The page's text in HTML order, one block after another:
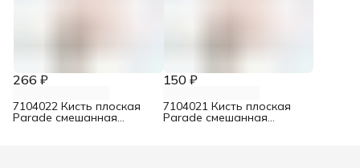
266 ₽
7104022 Кисть плоская
Parade смешанная
150 ₽
7104021 Кисть плоская
Parade смешанная